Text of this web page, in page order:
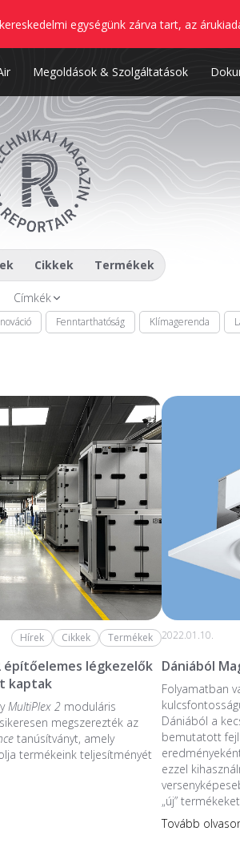
egységünk zárva tart, az
Megoldások & Szolgáltatások
Cikkek Termékek
Címkék
Fenntarthatóság Klímagerenda
Hírek Cikkek Termékek
légkezelők
kaptak
MultiPlex 2moduláris
megszerezték az
tanúsítványt, amely
termékeink teljesítményét
2022.01.10.
Dániából
Folyamatban
Dániából a
bemutatott
ezzel
„új”
Tovább